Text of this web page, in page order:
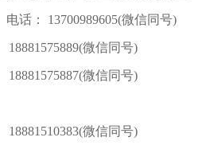
电话： 13700989605(微信同号)
18881575889(微信同号)
18881575887(微信同号)
18881510383(微信同号)